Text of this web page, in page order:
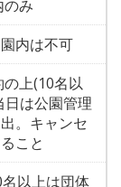
み
内は不可
上(10名以
は公園管理
。キャンセ
こと
以上は団体